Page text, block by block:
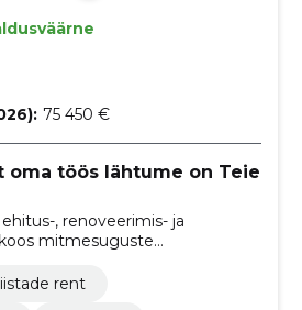
75 450 €
oma töös lähtume on Teie
, renoveerimis- ja
mitmesuguste
rent